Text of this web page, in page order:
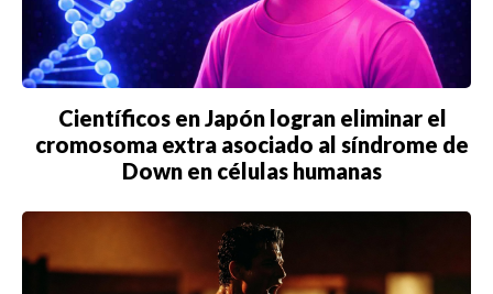
Científicos en Japón logran eliminar el
cromosoma extra asociado al síndrome de
Down en células humanas